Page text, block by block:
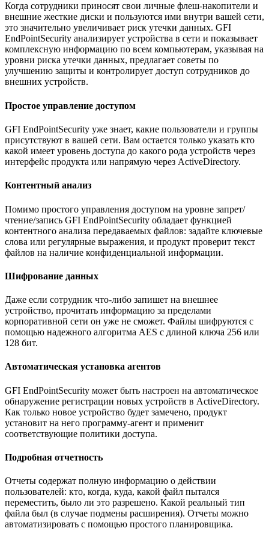
Когда сотрудники приносят свои личные флеш-накопители и
внешние жесткие диски и пользуются ими внутри вашей сети,
это значительно увеличивает риск утечки данных. GFI
EndPointSecurity анализирует устройства в сети и показывает
комплексную информацию по всем компьютерам, указывая на
уровни риска утечки данных, предлагает советы по
улучшению защиты и контролирует доступ сотрудников до
внешних устройств.
Простое управление доступом
GFI EndPointSecurity уже знает, какие пользователи и группы
присутствуют в вашей сети. Вам остается только указать кто
какой имеет уровень доступа до какого рода устройств через
интерфейс продукта или напрямую через ActiveDirectory.
Контентный анализ
Помимо простого управления доступом на уровне запрет/
чтение/запись GFI EndPointSecurity обладает функцией
контентного анализа передаваемых файлов: задайте ключевые
слова или регулярные выражения, и продукт проверит текст
файлов на наличие конфиденциальной информации.
Шифрование данных
Даже если сотрудник что-либо запишет на внешнее
устройство, прочитать информацию за пределами
корпоративной сети он уже не сможет. Файлы шифруются с
помощью надежного алгоритма AES с длиной ключа 256 или
128 бит.
Автоматическая установка агентов
GFI EndPointSecurity может быть настроен на автоматическое
обнаружение регистрации новых устройств в ActiveDirectory.
Как только новое устройство будет замечено, продукт
установит на него программу-агент и применит
соответствующие политики доступа.
Подробная отчетность
Отчеты содержат полную информацию о действии
пользователей: кто, когда, куда, какой файл пытался
переместить, было ли это разрешено. Какой реальный тип
файла был (в случае подмены расширения). Отчеты можно
автоматизировать с помощью простого планировщика.